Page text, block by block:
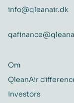
info@qleanair.dk
Om
QleanAir
Investors